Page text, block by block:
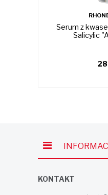
Serum z
Salicylic
KONTAKT